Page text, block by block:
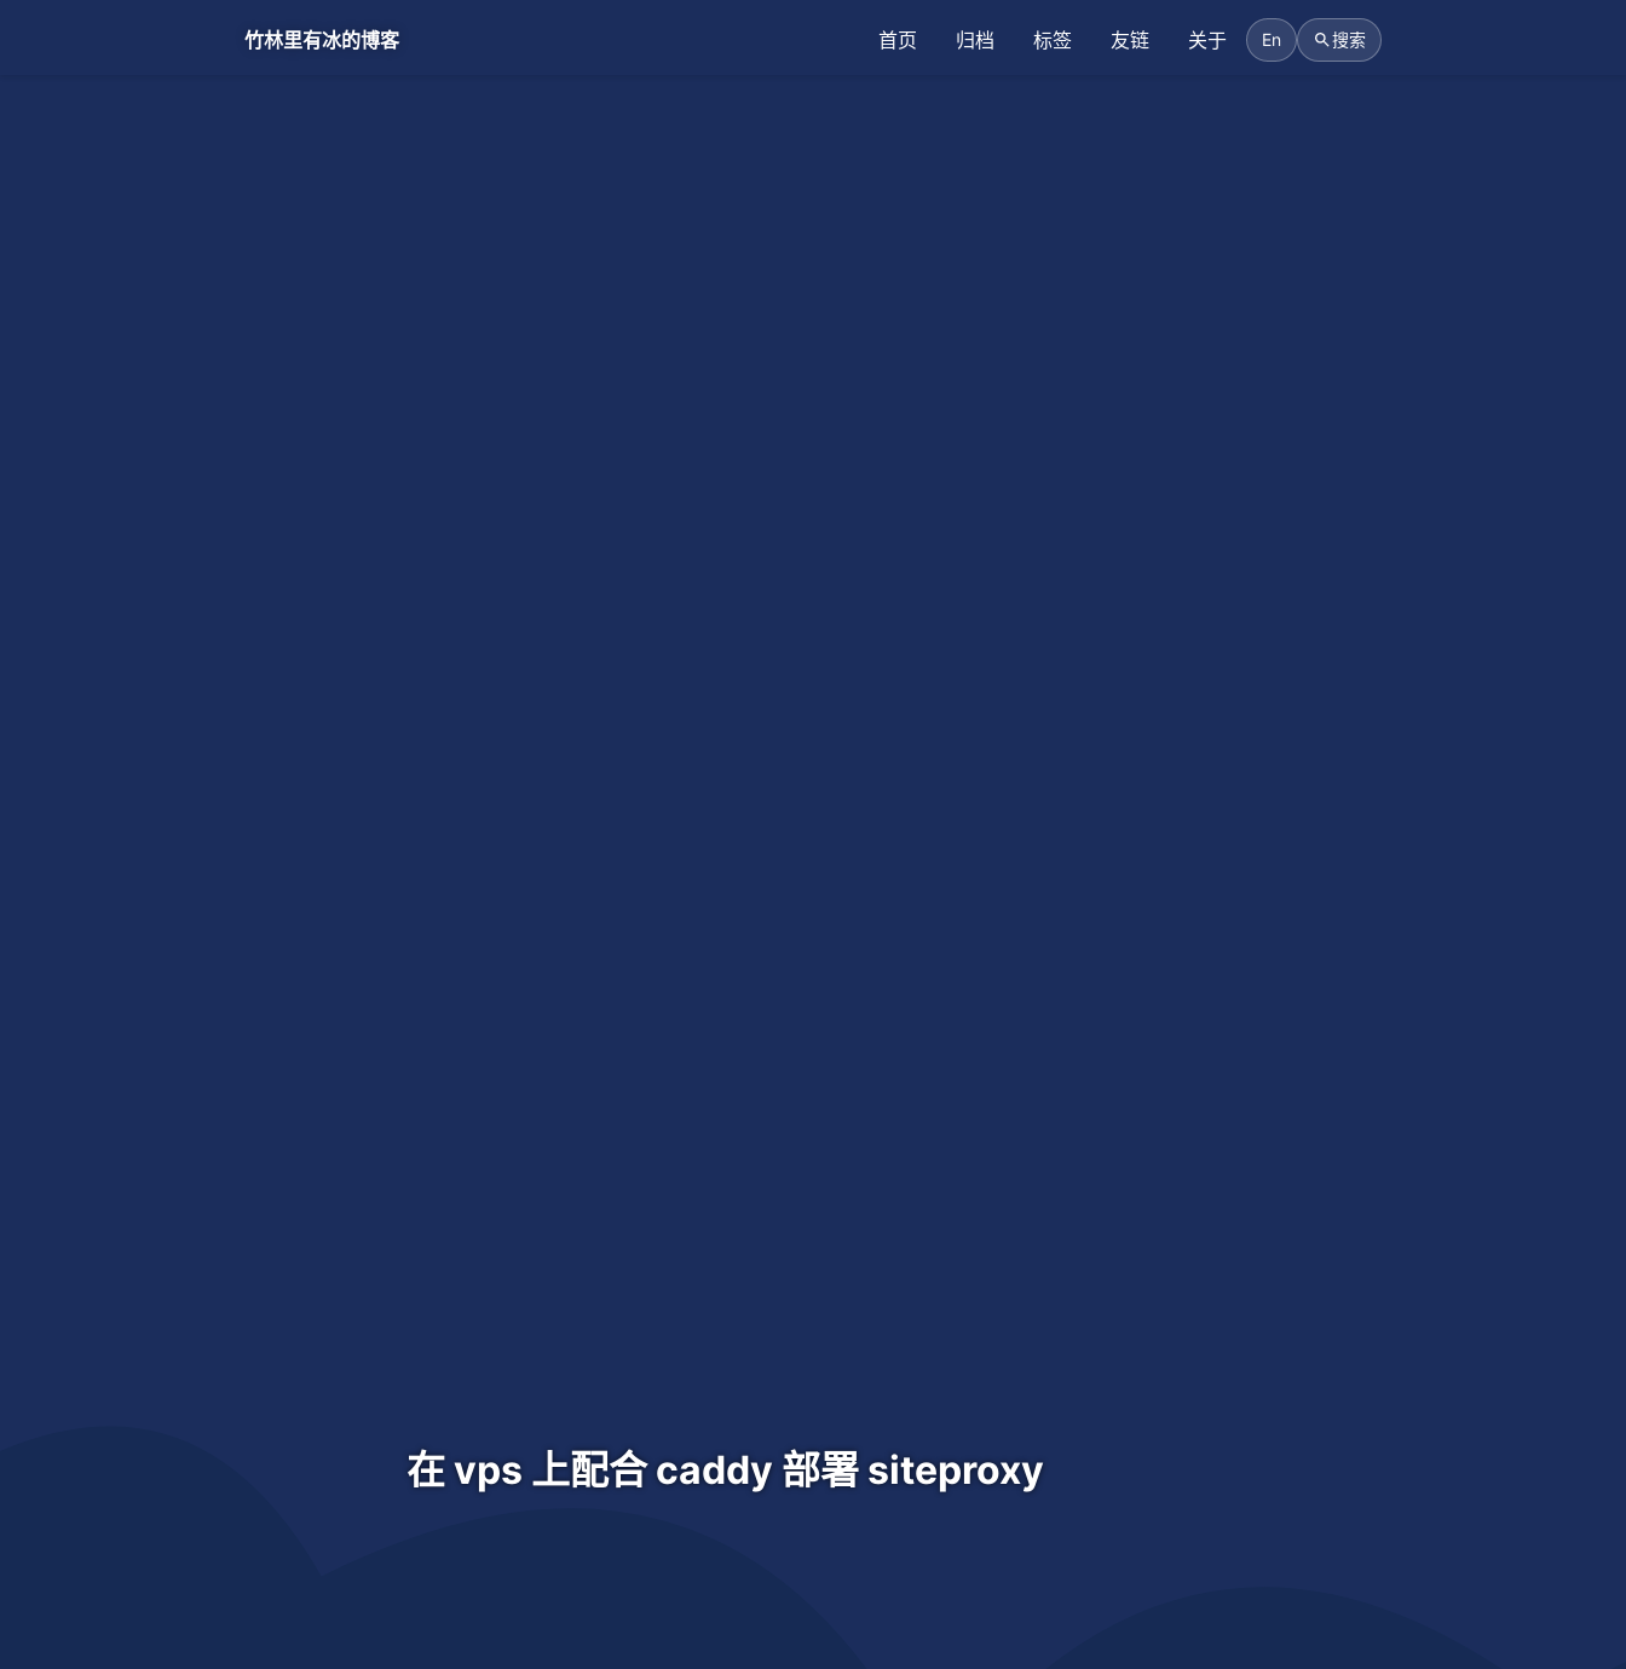
竹林里有冰的博客 首页 归档 标签 友链 关于 En 搜索
在 vps 上配合 caddy 部署 siteproxy